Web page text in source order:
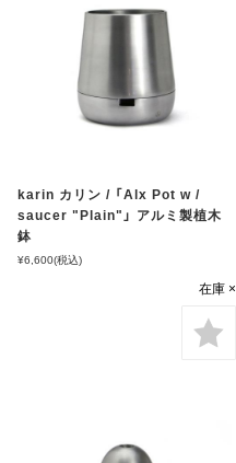
karin カリン / 「Alx Pot w /
saucer "Plain"」 アルミ製植木
鉢
¥6,600(税込)
在庫 ×